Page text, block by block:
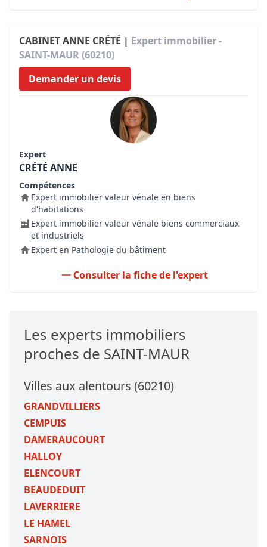
CABINET ANNE CRÉTÉ | Expert immobilier -
SAINT-MAUR (60210)
Demander un devis
Expert
CRÉTÉ ANNE
Compétences
Expert immobilier valeur vénale en biens
d'habitations
Expert immobilier valeur vénale biens commerciaux
et industriels
Expert en Pathologie du bâtiment
Consulter la fiche de l'expert
Les experts immobiliers
proches de SAINT-MAUR
Villes aux alentours (60210)
GRANDVILLIERS
CEMPUIS
DAMERAUCOURT
HALLOY
ELENCOURT
BEAUDEDUIT
LAVERRIERE
LE HAMEL
SARNOIS